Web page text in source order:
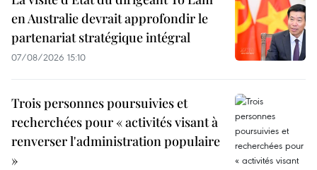
en Australie devrait approfondir le
partenariat stratégique intégral
07/08/2026 15:10
Trois personnes poursuivies et
recherchées pour « activités visant à
renverser l'administration populaire
»